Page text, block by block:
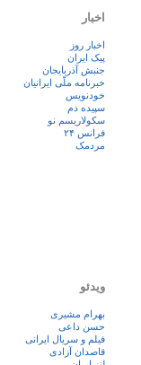
اخبار
اخبار روز
پيک ايران
جنبش آذربایجان
خبرنامه ملّی ایرانیان
خودنویس
سپیده دم
سکولاریسم نو
فرانس ۲۴
مردمک
ویدئو
بهرام مشیری
حسن داعی
فيلم و سريال ايرانی
قاصدان آزادی